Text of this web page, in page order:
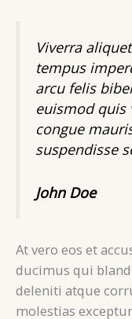
Viverra
tempus
arcu felis
euismod quis
congue
suspendisse
John Doe
At vero eos et
ducimus qui
deleniti atque
molestias